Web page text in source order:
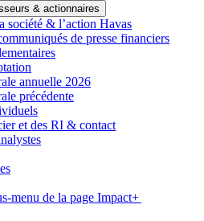
& actionnaires
société & l’action Havas
de presse financiers
annuelle 2026
précédente
et des RI & contact
menu de la page Impact+